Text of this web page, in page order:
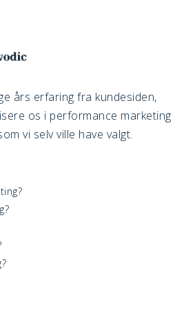
års erfaring fra kundesiden,
os i performance marketing
vi selv ville have valgt.